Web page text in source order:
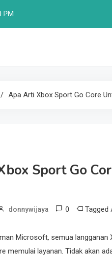
PM
Apa Arti Xbox Sport Go Core
Sport Go
donnywijaya 0 Tagged
Microsoft, semua
memulai layanan. Tidak akan